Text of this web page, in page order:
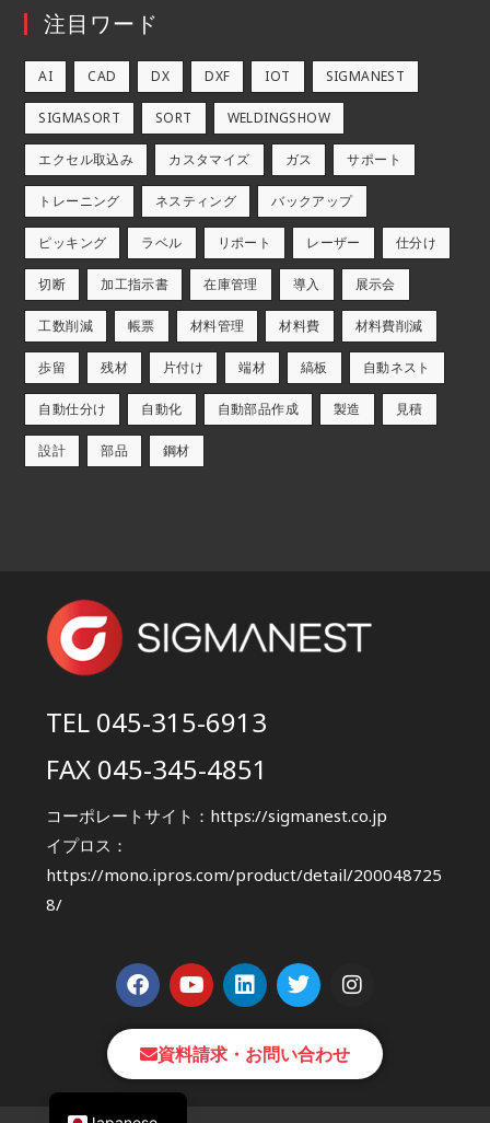
注目ワード
AI CAD DX DXF IOT SIGMANEST
SIGMASORT SORT WELDINGSHOW
エクセル取込み カスタマイズ ガス サポート
トレーニング ネスティング バックアップ
ピッキング ラベル リポート レーザー 仕分け
切断 加工指示書 在庫管理 導入 展示会
工数削減 帳票 材料管理 材料費 材料費削減
歩留 残材 片付け 端材 縞板 自動ネスト
自動仕分け 自動化 自動部品作成 製造 見積
設計 部品 鋼材
TEL 045-315-6913
FAX 045-345-4851
コーポレートサイト： https://sigmanest.co.jp
イプロス：
https://mono.ipros.com/product/detail/200048725
8/
資料請求・お問い合わせ